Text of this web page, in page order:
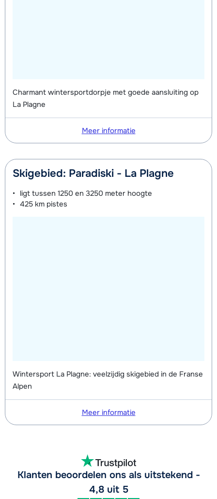
Charmant wintersportdorpje met goede aansluiting op
La Plagne
Meer informatie
Skigebied: Paradiski - La Plagne
ligt tussen 1250 en 3250 meter hoogte
425 km pistes
Wintersport La Plagne: veelzijdig skigebied in de Franse
Alpen
Meer informatie
Klanten beoordelen ons als uitstekend -
4,8 uit 5